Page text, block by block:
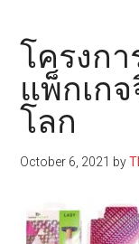
โครงก
แพ็กเก
โลก
October 6, 2021 by